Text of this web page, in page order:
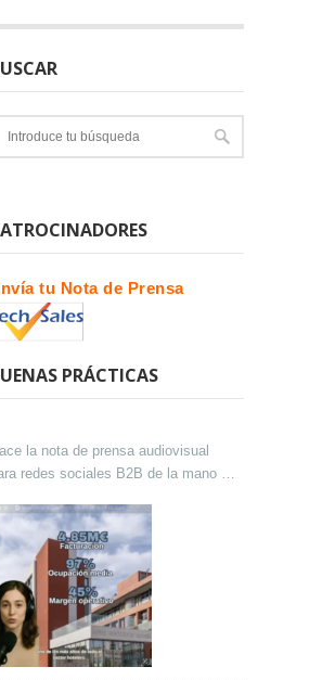
tu Nota de Prensa
PRÁCTICAS
la nota de prensa audiovisual
redes sociales B2B de la mano de